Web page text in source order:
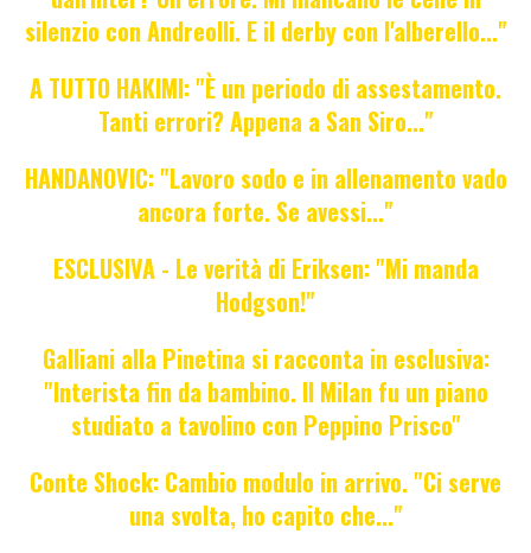
silenzio con Andreolli. E il derby con l'alberello..."
A TUTTO HAKIMI: "È un periodo di assestamento.
Tanti errori? Appena a San Siro..."
HANDANOVIC: "Lavoro sodo e in allenamento vado
ancora forte. Se avessi..."
ESCLUSIVA - Le verità di Eriksen: "Mi manda
Hodgson!"
Galliani alla Pinetina si racconta in esclusiva:
"Interista fin da bambino. Il Milan fu un piano
studiato a tavolino con Peppino Prisco"
Conte Shock: Cambio modulo in arrivo. "Ci serve
una svolta, ho capito che..."